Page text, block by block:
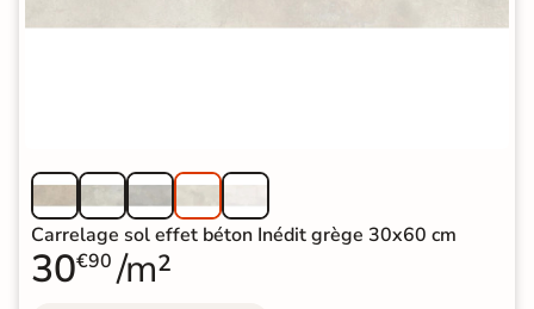
Carrelage sol effet béton Inédit grège 30x60 cm
30€90 /m²